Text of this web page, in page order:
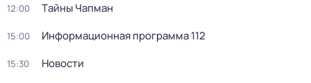
12:00 Тaйны Чапман
15:00 Информационная программа 112
15:30 Новости